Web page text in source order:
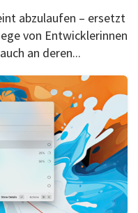
abzulaufen – ersetzt
von Entwicklerinnen
an deren...